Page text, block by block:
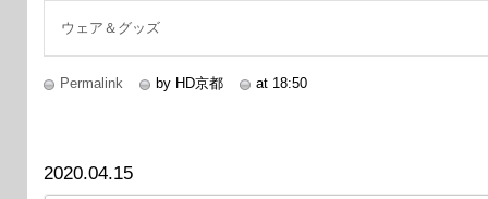
ウェア＆グッズ
Permalink by HD京都 at 18:50
2020.04.15